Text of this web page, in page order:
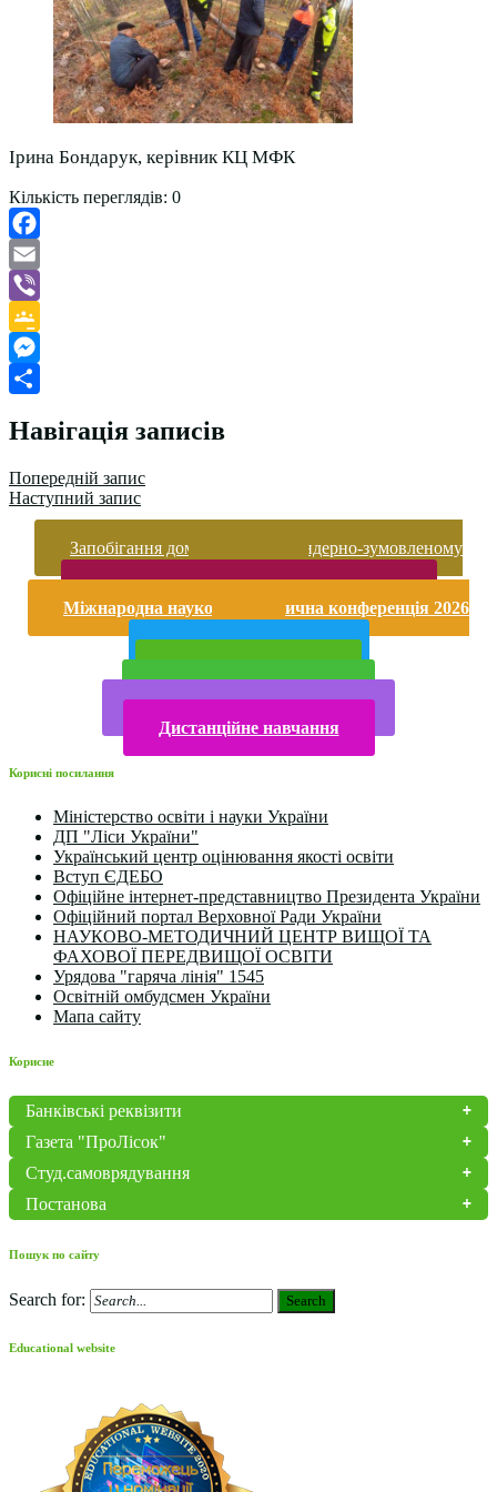
Ірина Бондарук, керівник КЦ МФК
Кількість переглядів: 0
Facebook
Email
Viber
Google
Classroom
Messenger
Навігація записів
Попередній запис
Наступний запис
Запобігання домашньому та гендерно-зумовленому
Міжнародна науково-практична конференція 2026
Дистанційне навчання
Корисні посилання
Міністерство освіти і науки України
ДП "Ліси України"
Український центр оцінювання якості освіти
Вступ ЄДЕБО
Офіційне інтернет-представництво Президента України
Офіційний портал Верховної Ради України
НАУКОВО-МЕТОДИЧНИЙ ЦЕНТР ВИЩОЇ ТА
ФАХОВОЇ ПЕРЕДВИЩОЇ ОСВІТИ
Урядова "гаряча лінія" 1545
Освітній омбудсмен України
Мапа сайту
Корисне
Банківські реквізити
Газета "ПроЛісок"
Студ.самоврядування
Постанова
Пошук по сайту
Search for: Search
Educational website